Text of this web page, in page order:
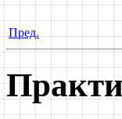
Пред.